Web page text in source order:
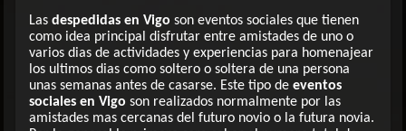
Las despedidas en Vigoson eventos sociales que tienen
como idea principal disfrutar entre amistades de uno o
varios dias de actividades y experiencias para homenajear
los ultimos dias como soltero o soltera de una persona
unas semanas antes de casarse. Este tipo deeventos
sociales en Vigo son realizados normalmente por las
amistades mas cercanas del futuro novio o la futura novia.